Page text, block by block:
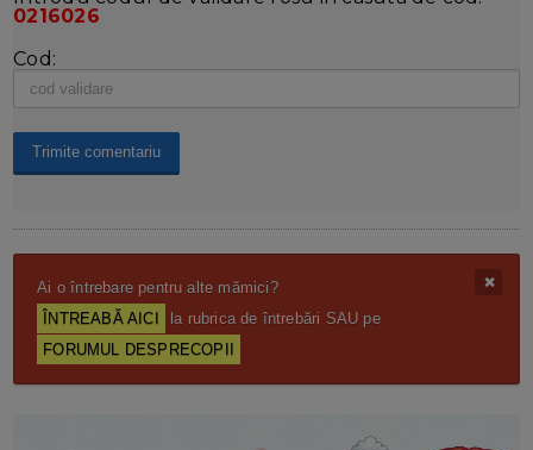
0216026
Cod:
Ai o întrebare pentru alte mămici?
ÎNTREABĂ AICI
la rubrica de întrebări SAU pe
FORUMUL DESPRECOPII